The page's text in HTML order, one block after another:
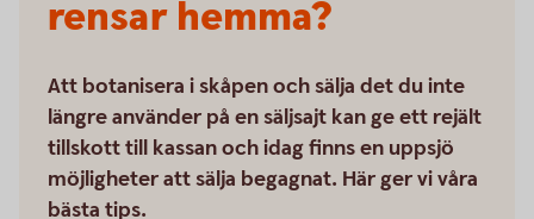
rensar hemma?
Att botanisera i skåpen och sälja det du inte
längre använder på en säljsajt kan ge ett rejält
tillskott till kassan och idag finns en uppsjö
möjligheter att sälja begagnat. Här ger vi våra
bästa tips.